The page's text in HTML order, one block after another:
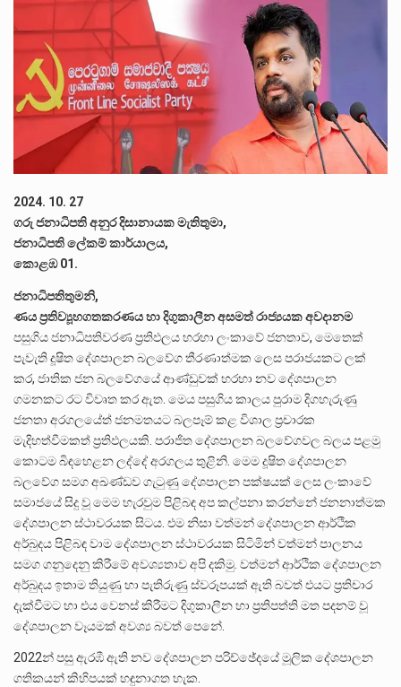
2024. 10. 27
ගරු ජනාධිපති අනුර දිසානායක මැතිතුමා,
ජනාධිපති ලේකම් කාර්යාලය,
කොළඹ 01.
ජනාධිපතිතුමනි,
ණය ප්‍රතිව්‍යූහගතකරණය හා දිගුකාලීන අසමත් රාජ්‍යයක අවදානම
පසුගිය ජනාධිපතිවරණ ප්‍රතිඵලය හරහා ලංකාවේ ජනතාව, මෙතෙක්
පැවැති දූෂිත දේශපාලන බලවේග තීරණාත්මක ලෙස පරාජයකට ලක්
කර, ජාතික ජන බලවේගයේ ආණ්ඩුවක් හරහා නව දේශපාලන
ගමනකට රට විවෘත කර ඇත. මෙය පසුගිය කාලය පුරාම දිගහැරුණු
ජනතා අරගලයේත් ජනමතයට බලපෑම් කළ විශාල ප්‍රචාරක
මැදිහත්වීමකත් ප්‍රතිඵලයකි. පරාජිත දේශපාලන බලවේගවල බලය පළමු
කොටම බිඳහෙළන ලද්දේ අරගලය තුළිනි. මෙම දූෂිත දේශපාලන
බලවේග සමග අඛණ්ඩව ගැටුණු දේශපාලන පක්ෂයක් ලෙස ලංකාවේ
සමාජයේ සිදු වූ මෙම හැරවුම පිළිබඳ අප කල්පනා කරන්නේ ජනනාත්මක
දේශපාලන ස්ථාවරයක සිටය. එම නිසා වත්මන් දේශපාලන ආර්ථික
අර්බුදය පිළිබඳ වාම දේශපාලන ස්ථාවරයක සිටිමින් වත්මන් පාලනය
සමග ගනුදෙනු කිරීමේ අවශ්‍යතාව අපි දකිමු. වත්මන් ආර්ථික දේශපාලන
අර්බුදය ඉතාම තියුණු හා පැතිරුණු ස්වරූපයක් ඇති බවත් එයට ප්‍රතිචාර
දැක්වීමට හා එය වෙනස් කිරීමට දිගුකාලීන හා ප්‍රතිපත්ති මත පදනම් වූ
දේශපාලන වෑයමක් අවශ්‍ය බවත් පෙනේ.
2022න් පසු ඇරඹී ඇති නව දේශපාලන පරිච්ඡේදයේ මූලික දේශපාලන
ගතිකයන් කිහිපයක් හඳුනාගත හැක.